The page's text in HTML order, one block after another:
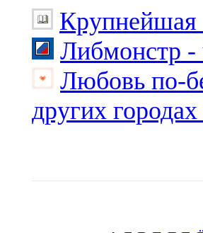
Крупнейшая
Либмонстр -
Любовь по-
других